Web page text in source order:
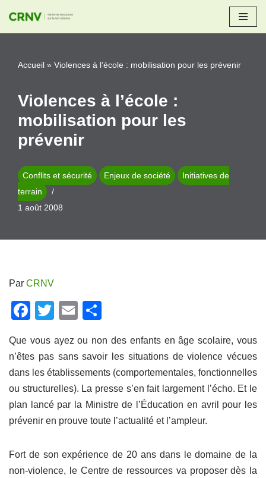
Aller
contenu
Accueil » Violences à l’école : mobilisation pour les prévenir
Violences à l’école :
mobilisation pour les
prévenir
Conflits et sécurité Enjeux de société
Initiatives de
terrain
1 août 2008
Par CRNV
F
c
e
b
o
o
T
tt
er
E
ail ta
g
er
Que vous ayez ou non des enfants en âge scolaire, vous
n’êtes pas sans savoir les situations de violence vécues
dans les établissements (comportementales, fonctionnelles
ou structurelles). La presse s’en fait largement l’écho. Et le
plan lancé par la Ministre de l’Éducation en avril pour les
prévenir en prouve toute l’actualité et l’ampleur.
Fort de son expérience de 20 ans dans le domaine de la
non-violence, le Centre de ressources va proposer dès la